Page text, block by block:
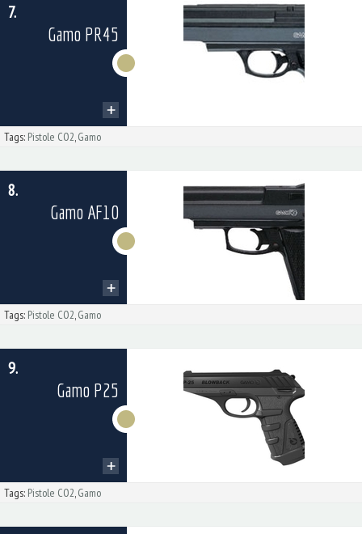
7.
Gamo PR45
Tags: Pistole CO2,Gamo
8.
Gamo AF10
Tags: Pistole CO2,Gamo
9.
Gamo P25
Tags: Pistole CO2,Gamo